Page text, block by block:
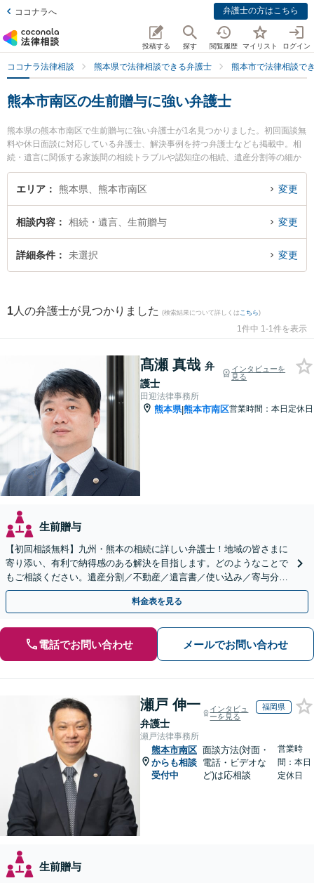
ココナラへ 弁護士の方はこちら
投稿する 探す 閲覧履歴 マイリスト ログイン
ココナラ法律相談 熊本県で法律相談できる弁護士 熊本市で法律相談で
熊本市南区の生前贈与に強い弁護士
熊本県の熊本市南区で生前贈与に強い弁護士が1名見つかりました。初回面談無
料や休日面談に対応している弁護士、解決事例を持つ弁護士なども掲載中。相
続・遺言に関係する家族間の相続トラブルや認知症の相続、遺産分割等の細か
な分野での絞り込み検索もでき便利です。特に田迎法律事務所の髙瀬 真哉弁護
士のプロフィール情報や弁護士費用、強みなどが注目されています。『熊本市
回相談無料で生前贈与を法律相談できる熊本市南区内の弁護士に相談予約した
い』などでお困りの相談者さんにおすすめです。
エリア 熊本県、熊本市南区 変更
相談内容 相続・遺言、生前贈与 変更
詳細条件 未選択 変更
1 人の弁護士が見つかりました (検索結果について詳しくは こちら)
1件中 1-1件を表示
髙瀬 真哉 弁
護士
インタビューを
見る
田迎法律事務所
熊本県|熊本市南区営業時間：本日定休日
生前贈与
【初回相談無料】九州・熊本の相続に詳しい弁護士！地域の皆さまに
寄り添い、有利で納得感のある解決を目指します。どのようなことで
もご相談ください。遺産分割／不動産／遺言書／使い込み／寄与分／
遺留分／相続放棄【完全個室】
料金表を見る
電話でお問い合わせ メールでお問い合わせ
瀬戸 伸一
弁護士
インタビュ
ーを見る
福岡県
瀬戸法律事務所
熊本市南区
からも相談
受付中
面談方法(対面・
電話・ビデオな
ど)は応相談
営業時
間：本日
定休日
生前贈与